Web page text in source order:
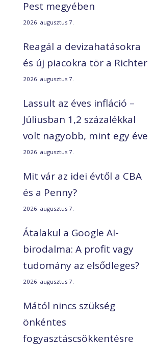
Pest megyében
2026. augusztus 7.
Reagál a devizahatásokra
és új piacokra tör a Richter
2026. augusztus 7.
Lassult az éves infláció –
Júliusban 1,2 százalékkal
volt nagyobb, mint egy éve
2026. augusztus 7.
Mit vár az idei évtől a CBA
és a Penny?
2026. augusztus 7.
Átalakul a Google AI-
birodalma: A profit vagy
tudomány az elsődleges?
2026. augusztus 7.
Mától nincs szükség
önkéntes
fogyasztáscsökkentésre